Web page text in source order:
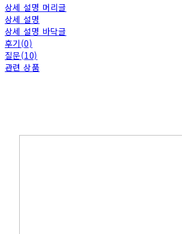
상세 설명 머리글
상세 설명
상세 설명 바닥글
후기(0)
질문(10)
관련 상품